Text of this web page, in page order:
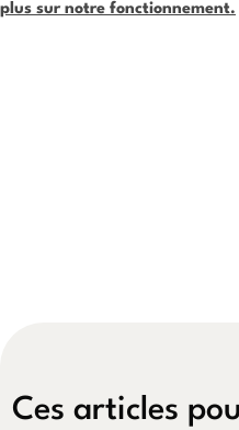
plus sur notre fonctionnement.
Ces articles